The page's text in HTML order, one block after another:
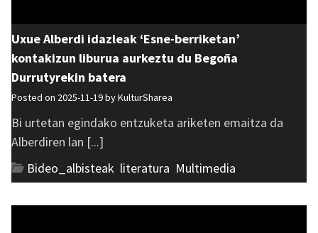
Uxue Alberdi idazleak ‘Esne-berriketan’
kontakizun liburua aurkeztu du Begoña
Durrutyrekin batera
Posted on 2025-11-19 byKulturSharea
Bi urtetan egindako entzuketa ariketen emaitza da
Alberdiren lan [...]
Bideo_albisteak literatura Multimedia